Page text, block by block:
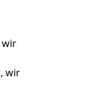
wir
wir